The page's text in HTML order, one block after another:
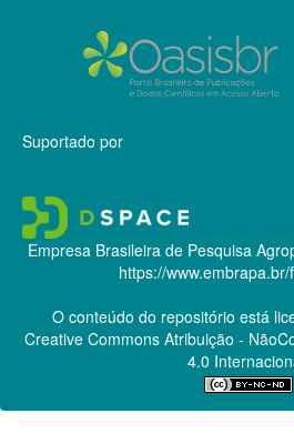
Suportado por
Empresa Brasileira de Pesquisa
https://
O conteúdo do repositório está
Creative CommonsAtribuição -
4.0